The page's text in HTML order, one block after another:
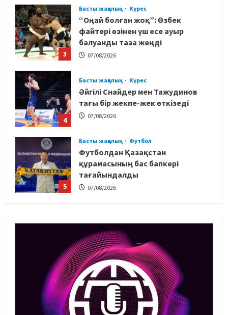
3
Басты жаңалық Күрес
“Оңай болған жоқ”: Өзбек
файтері өзінен үш есе ауыр
балуанды таза жеңді
07/08/2026
4
Басты жаңалық Күрес
Әйгілі Снайдер мен Тажудинов
тағы бір жекпе-жек өткізеді
07/08/2026
5
Басты жаңалық Футбол
Футболдан Қазақстан
құрамасының бас бапкері
тағайындалды
07/08/2026
1
менеджері Арман Әшімов жайлы
жағымсыз оқиғаны айтты
07/08/2026
Басты жаңалық Бокс
Махмұд пен Сәкен: Азия
ойындарына кім барады?